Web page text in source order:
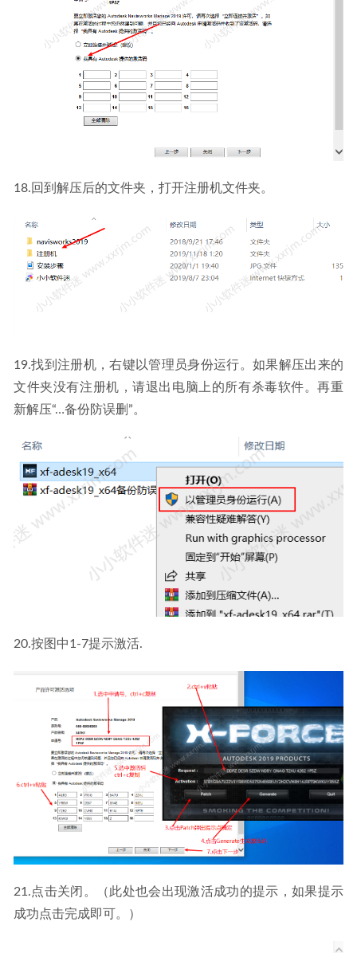
18.回到解压后的文件夹，打开注册机文件夹。
19.找到注册机，右键以管理员身份运行。如果解压出来的
文件夹没有注册机，请退出电脑上的所有杀毒软件。再重
新解压“…备份防误删”。
20.按图中1-7提示激活.
21.点击关闭。（此处也会出现激活成功的提示，如果提示
成功点击完成即可。）